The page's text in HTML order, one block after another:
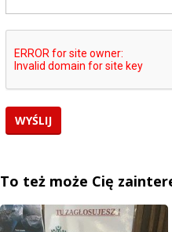
To też może Cię